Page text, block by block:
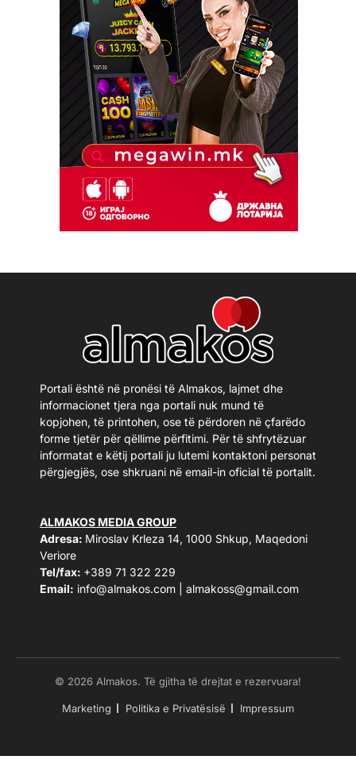
Portali është në pronësi të Almakos, lajmet dhe
informacionet tjera nga portali nuk mund të
kopjohen, të printohen, ose të përdoren në çfarëdo
forme tjetër për qëllime përfitimi. Për të shfrytëzuar
informatat e këtij portali ju lutemi kontaktoni personat
përgjegjës, ose shkruani në email-in oficial të portalit.
ALMAKOS MEDIA GROUP
Adresa: Miroslav Krleza 14, 1000 Shkup, Maqedoni
Veriore
Tel/fax: +389 71 322 229
Email: info@almakos.com almakoss@gmail.com
© 2026 Almakos. Të gjitha të drejtat e rezervuara!
Marketing Politika e Privatësisë Impressum